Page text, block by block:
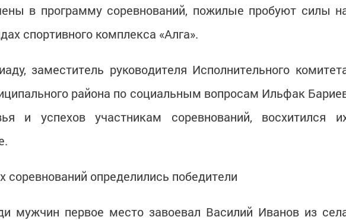
в программу соревнований, пожилые пробуют силы
спортивного комплекса «Алга».
заместитель руководителя Исполнительного
района по социальным вопросам Ильфак
и успехов участникам соревнований, восхитился
соревнований определились победители
мужчин первое место завоевал Василий Иванов из